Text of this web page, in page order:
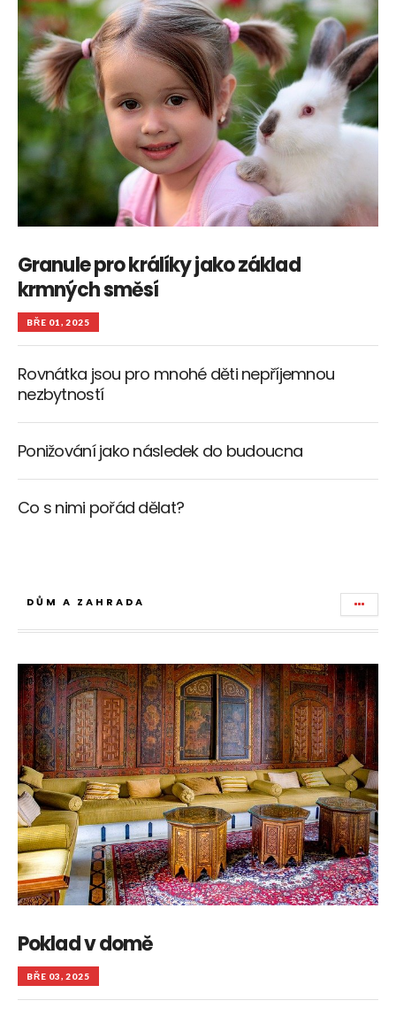
Granule pro králíky jako základ
krmných směsí
BŘE 01, 2025
Rovnátka jsou pro mnohé děti nepříjemnou
nezbytností
Ponižování jako následek do budoucna
Co s nimi pořád dělat?
DŮM A ZAHRADA
Poklad v domě
BŘE 03, 2025